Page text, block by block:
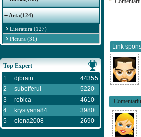
Arta(124)
Literatura (127)
Pictura (31)
Top Expert
1
djbrain
44355
2
subofferul
5220
3
robica
4610
4
krystyana84
3980
5
elena2008 2690
Link